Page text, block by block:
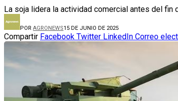
La soja lidera la actividad comercial antes del
POR AGRONEWS15 DE JUNIO DE 2025
Compartir Facebook Twitter LinkedIn Correo